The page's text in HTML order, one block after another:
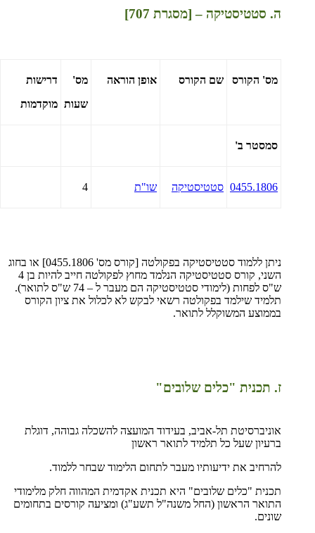
ה. סטטיסטיקה – [מסגרת 707]
מס' הקורס שם הקורס אופן הוראה
מס'
שעות
דרישות
מוקדמות
סמסטר ב'
0455.1806 סטטיסטיקה שו"ת 4
ניתן ללמוד סטטיסטיקה בפקולטה [קורס מס' 0455.1806] או בחוג
השני, קורס סטטיסטיקה הנלמד מחוץ לפקולטה חייב להיות בן 4
ש"ס לפחות (לימודי סטטיסטיקה הם מעבר ל – 74 ש"ס לתואר).
תלמיד שילמד בפקולטה רשאי לבקש לא לכלול את ציון הקורס
בממוצע המשוקלל לתואר.
ז. תכנית "כלים שלובים"
אוניברסיטת תל-אביב, בעידוד המועצה להשכלה גבוהה, דוגלת
ברעיון שעל כל תלמיד לתואר ראשון
להרחיב את ידיעותיו מעבר לתחום הלימוד שבחר ללמוד.
תכנית "כלים שלובים" היא תכנית אקדמית המהווה חלק מלימודי
התואר הראשון (החל משנה"ל תשע"ג) ומציעה קורסים בתחומים
שונים.